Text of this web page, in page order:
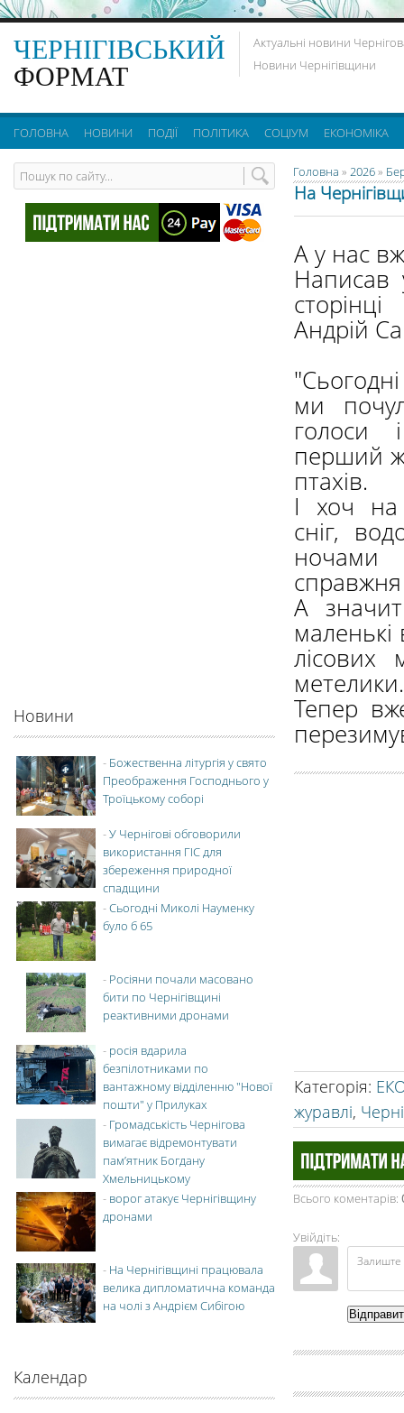
ЧЕРНІГІВСЬКИЙ
ФОРМАТ
Актуальні новини
Новини Чернігівщини
ГОЛОВНА НОВИНИ ПОДІЇ ПОЛІТИКА СОЦІУМ ЕКОНОМІКА
Головна » 2026»
На
А у нас
Написав
Андрій
ми
голоси
перший
птахів.
І хоч
сніг,
справжня
А
маленькі
лісових
Тепер
Категорія:
журавлі,
Всього коментарів:
Увійдіть:
Новини
- Божественна літургія у свято
Преображення Господнього у
Троїцькому соборі
-У Чернігові обговорили
використання ГІС для
збереження природної
спадщини
-Сьогодні Миколі Науменку
було б 65
- Росіяни почали масовано
бити по Чернігівщині
реактивними дронами
- росія вдарила
безпілотниками по
вантажному відділенню "Нової
пошти" у Прилуках
- Громадськість Чернігова
вимагає відремонтувати
пам’ятник Богдану
Хмельницькому
- ворог атакує Чернігівщину
дронами
- На Чернігівщині працювала
велика дипломатична команда
на чолі з Андрієм Сибігою
Календар